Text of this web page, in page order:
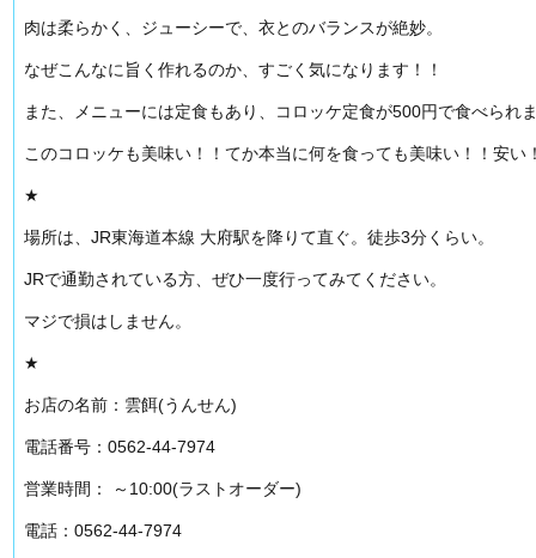
肉は柔らかく、ジューシーで、衣とのバランスが絶妙。
なぜこんなに旨く作れるのか、すごく気になります！！
また、メニューには定食もあり、コロッケ定食が500円で食べられ
このコロッケも美味い！！てか本当に何を食っても美味い！！安い
★
場所は、JR東海道本線 大府駅を降りて直ぐ。徒歩3分くらい。
JRで通勤されている方、ぜひ一度行ってみてください。
マジで損はしません。
★
お店の名前：雲餌(うんせん)
電話番号：0562-44-7974
営業時間： ～10:00(ラストオーダー)
電話：0562-44-7974